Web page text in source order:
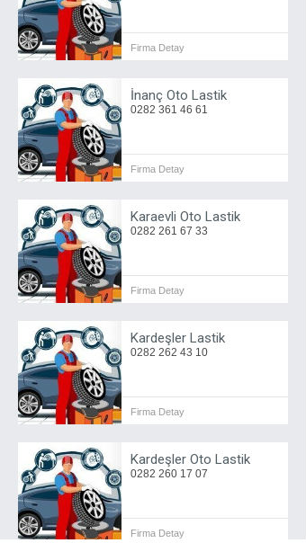
Firma Detay
İnanç Oto Lastik
0282 361 46 61
Firma Detay
Karaevli Oto Lastik
0282 261 67 33
Firma Detay
Kardeşler Lastik
0282 262 43 10
Firma Detay
Kardeşler Oto Lastik
0282 260 17 07
Firma Detay